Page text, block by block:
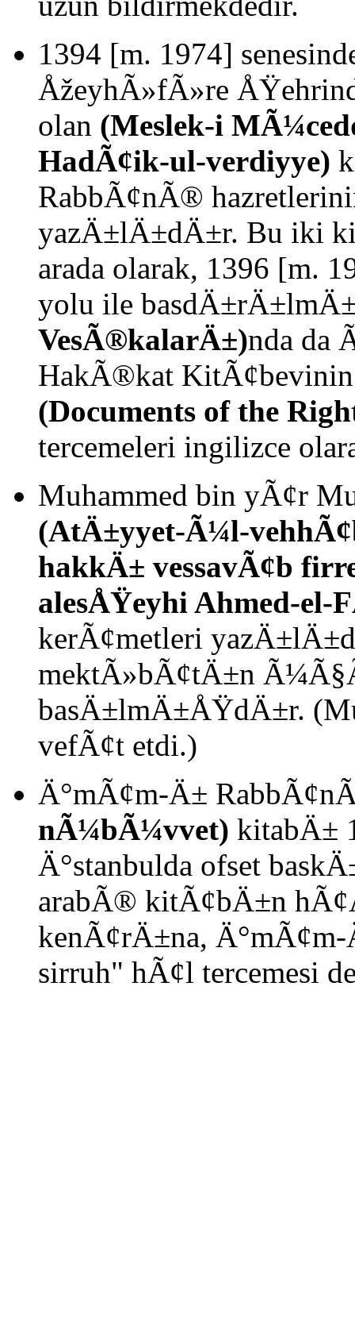
1394 [m. 1974]
ÅžeyhÃ»fÃ»re
olan (Meslek-i
HadÃ¢ik-ul-verdiyye)
RabbÃ¢nÃ®
yazÄ±lÄ±dÄ±r. Bu iki
arada olarak, 1396 [m.
yolu ile
VesÃ®kalarÄ±)nda da
HakÃ®kat
(Documents of the
tercemeleri ingilizce
Muhammed bin yÃ¢r
(AtÄ±yyet-Ã¼l-
hakkÄ± vessavÃ¢b
alesÅŸeyhi Ahmed-
kerÃ¢metleri
mektÃ»bÃ¢tÄ±n
basÄ±lmÄ±ÅŸdÄ±r.
vefÃ¢t etdi.)
Ä°mÃ¢m-Ä±
nÃ¼bÃ¼vvet) kitabÄ±
Ä°stanbulda ofset
arabÃ® kitÃ¢bÄ±n
kenÃ¢rÄ±na,
sirruh" hÃ¢l tercemesi